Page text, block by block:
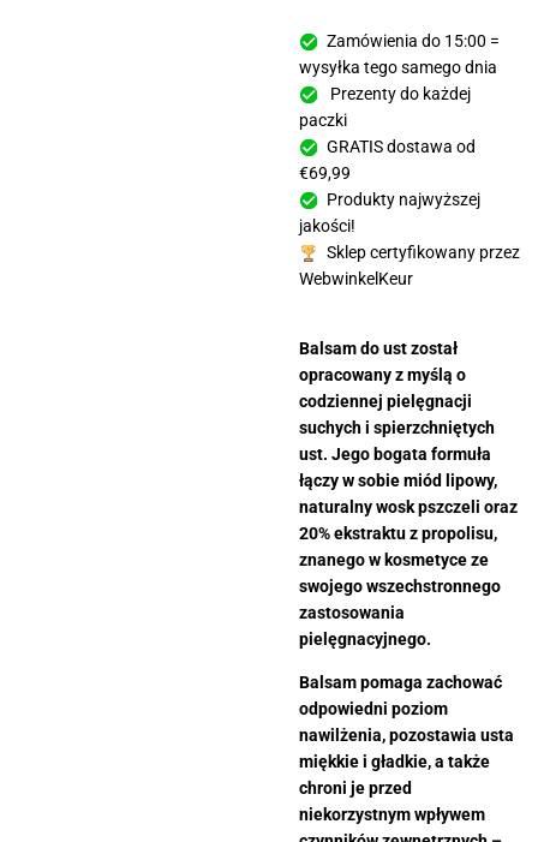
Zamówienia do 15:00 =
wysyłka tego samego dnia
Prezenty do każdej
paczki
GRATIS dostawa od
€69,99
Produkty najwyższej
jakości!
Sklep certyfikowany przez
WebwinkelKeur
Balsam do ust został
opracowany z myślą o
codziennej pielęgnacji
suchych i spierzchniętych
ust. Jego bogata formuła
łączy w sobie miód lipowy,
naturalny wosk pszczeli oraz
20% ekstraktu z propolisu,
znanego w kosmetyce ze
swojego wszechstronnego
zastosowania
pielęgnacyjnego.
Balsam pomaga zachować
odpowiedni poziom
nawilżenia, pozostawia usta
miękkie i gładkie, a także
chroni je przed
niekorzystnym wpływem